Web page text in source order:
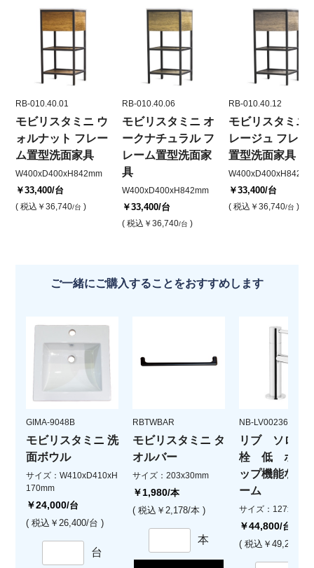
RB-010.40.01
モビリスタミニ ウ
ォルナット フレー
ム置型洗面家具
W400xD400xH842mm
￥33,400/台
( 税込 ￥36,740/台 )
RB-010.40.06
モビリスタミニ オ
ークナチュラル フ
レーム置型洗面家
具
W400xD400xH842mm
￥33,400/台
( 税込 ￥36,740/台 )
RB-010.40.12
モビリスタミニ
レージュ フレー
置型洗面家具
W400xD400xH842
￥33,400/台
( 税込 ￥36,740/台 )
ご一緒にご購入することをおすすめします
GIMA-9048B
モビリスタミニ 洗
面ボウル
サイズ：W410xD410xH
170mm
￥24,000/台
( 税込￥26,400/台 )
台
RBTWBAR
モビリスタミニ タ
オルバー
サイズ：203x30mm
￥1,980/本
( 税込￥2,178/本 )
本
NB-LV00236.CR
リブ ソロ 単
栓 低 ポッ
ップ機能なし
ーム
サイズ：127xH158
￥44,800/台
( 税込￥49,280/台